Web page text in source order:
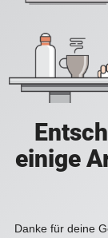
einige
Danke für deine